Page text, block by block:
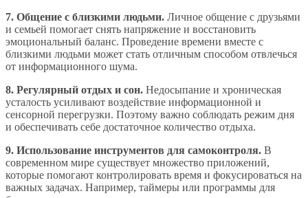
7. Общение с близкими людьми. Личное общение с друзьями
и семьей помогает снять напряжение и восстановить
эмоциональный баланс. Проведение времени вместе с
близкими людьми может стать отличным способом отвлечься
от информационного шума.
8. Регулярный отдых и сон. Недосыпание и хроническая
усталость усиливают воздействие информационной и
сенсорной перегрузки. Поэтому важно соблюдать режим дня
и обеспечивать себе достаточное количество отдыха.
9. Использование инструментов для самоконтроля. В
современном мире существует множество приложений,
которые помогают контролировать время и фокусироваться на
важных задачах. Например, таймеры или программы для